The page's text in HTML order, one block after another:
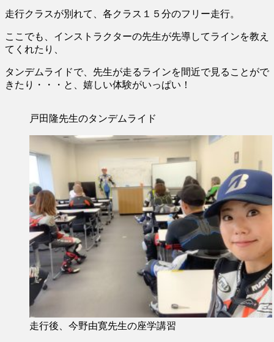
走行クラスが別れて、各クラス１５分のフリー走行。
ここでも、インストラクターの先生が先導してラインを教え
てくれたり、
タンデムライドで、先生が走るラインを間近で見ることがで
きたり・・・と、嬉しい体験がいっぱい！
戸田隆先生のタンデムライド
走行後、今野由寛先生の座学講習